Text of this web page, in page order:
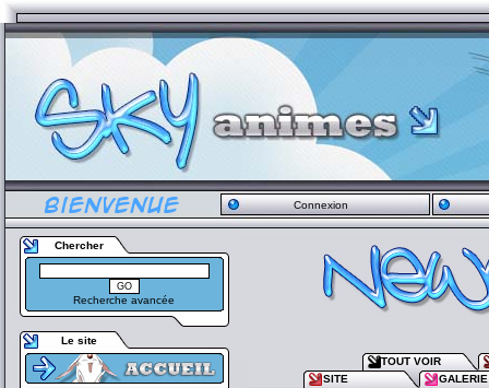
Connexion
Chercher
Recherche avancée
Le site
TOUT VOIR
SITE
GALERIE